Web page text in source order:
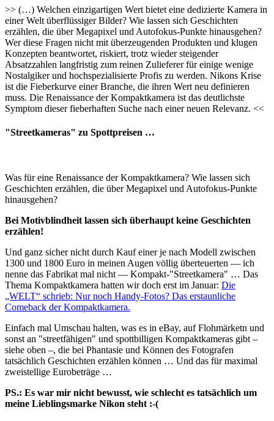
>> (…) Welchen einzigartigen Wert bietet eine dedizierte Kamera in
einer Welt überflüssiger Bilder? Wie lassen sich Geschichten
erzählen, die über Megapixel und Autofokus-Punkte hinausgehen?
Wer diese Fragen nicht mit überzeugenden Produkten und klugen
Konzepten beantwortet, riskiert, trotz wieder steigender
Absatzzahlen langfristig zum reinen Zulieferer für einige wenige
Nostalgiker und hochspezialisierte Profis zu werden. Nikons Krise
ist die Fieberkurve einer Branche, die ihren Wert neu definieren
muss. Die Renaissance der Kompaktkamera ist das deutlichste
Symptom dieser fieberhaften Suche nach einer neuen Relevanz. <<
"Streetkameras" zu Spottpreisen …
Was für eine Renaissance der Kompaktkamera? Wie lassen sich
Geschichten erzählen, die über Megapixel und Autofokus-Punkte
hinausgehen?
Bei Motivblindheit lassen sich überhaupt keine Geschichten
erzählen!
Und ganz sicher nicht durch Kauf einer je nach Modell zwischen
1300 und 1800 Euro in meinen Augen völlig überteuerten — ich
nenne das Fabrikat mal nicht — Kompakt-"Streetkamera" … Das
Thema Kompaktkamera hatten wir doch erst im Januar: Die
„WELT“ schrieb: Nur noch Handy-Fotos? Das erstaunliche
Comeback der Kompaktkamera.
Einfach mal Umschau halten, was es in eBay, auf Flohmärketn und
sonst an "streetfähigen" und spottbilligen Kompaktkameras gibt –
siehe oben –, die bei Phantasie und Können des Fotografen
tatsächlich Geschichten erzählen können … Und das für maximal
zweistellige Eurobeträge …
PS.: Es war mir nicht bewusst, wie schlecht es tatsächlich um
meine Lieblingsmarke Nikon steht :-(